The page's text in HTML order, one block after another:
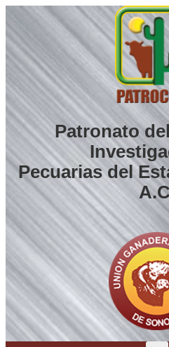
Saltar
al
contenido
Patronato
Pecuarias del